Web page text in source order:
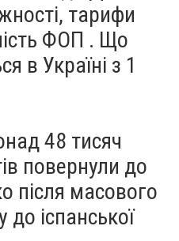
тарифи
ФОП . Що
в Україні з 1
48 тисяч
повернули до
після масового
до іспанської